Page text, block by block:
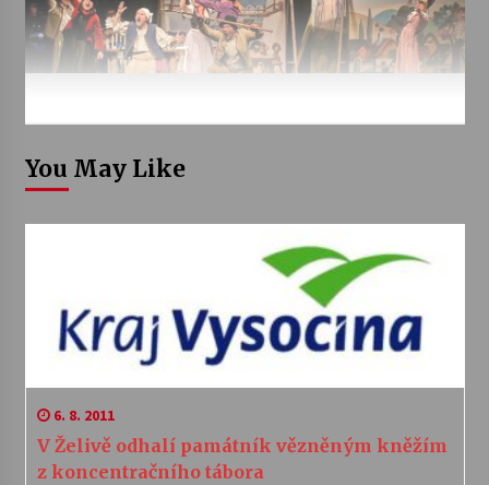
You May Like
6. 8. 2011
V Želivě odhalí památník vězněným kněžím
z koncentračního tábora